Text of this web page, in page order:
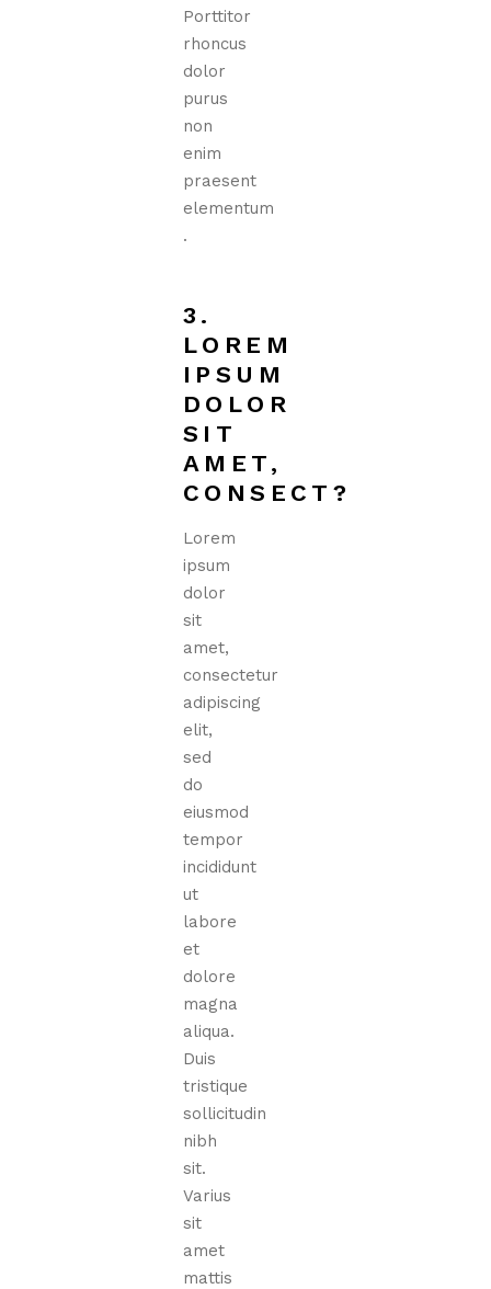
Porttitor
rhoncus
dolor
purus
non
enim
praesent
elementum
.
3.
LOREM
IPSUM
DOLOR
SIT
AMET,
CONSECT?
Lorem
ipsum
dolor
sit
amet,
consectetur
adipiscing
elit,
sed
do
eiusmod
tempor
incididunt
ut
labore
et
dolore
magna
aliqua.
Duis
tristique
sollicitudin
nibh
sit.
Varius
sit
amet
mattis